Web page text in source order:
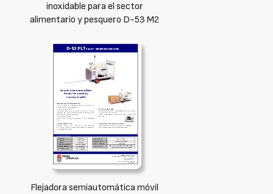
inoxidable para el sector
alimentario y pesquero D-53 M2
Flejadora semiautomática móvil